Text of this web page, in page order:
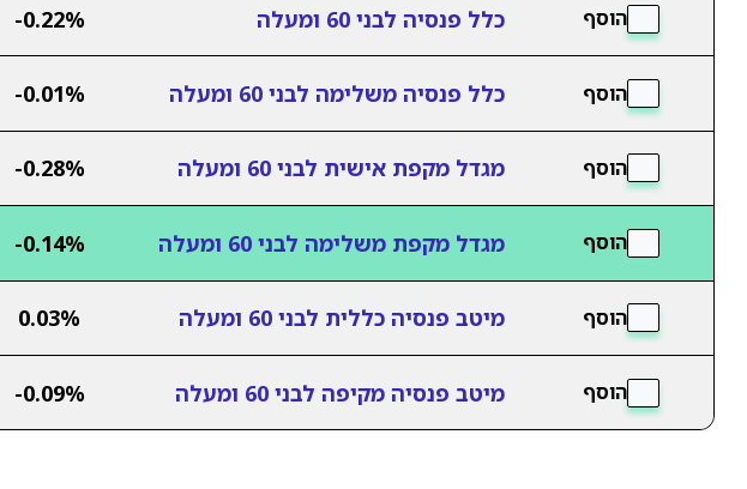
הוסף כלל פנסיה לבני 60 ומעלה -0.22%
הוסף כלל פנסיה משלימה לבני 60 ומעלה -0.01%
הוסף מגדל מקפת אישית לבני 60 ומעלה -0.28%
הוסף מגדל מקפת משלימה לבני 60 ומעלה -0.14%
הוסף מיטב פנסיה כללית לבני 60 ומעלה 0.03%
הוסף מיטב פנסיה מקיפה לבני 60 ומעלה -0.09%